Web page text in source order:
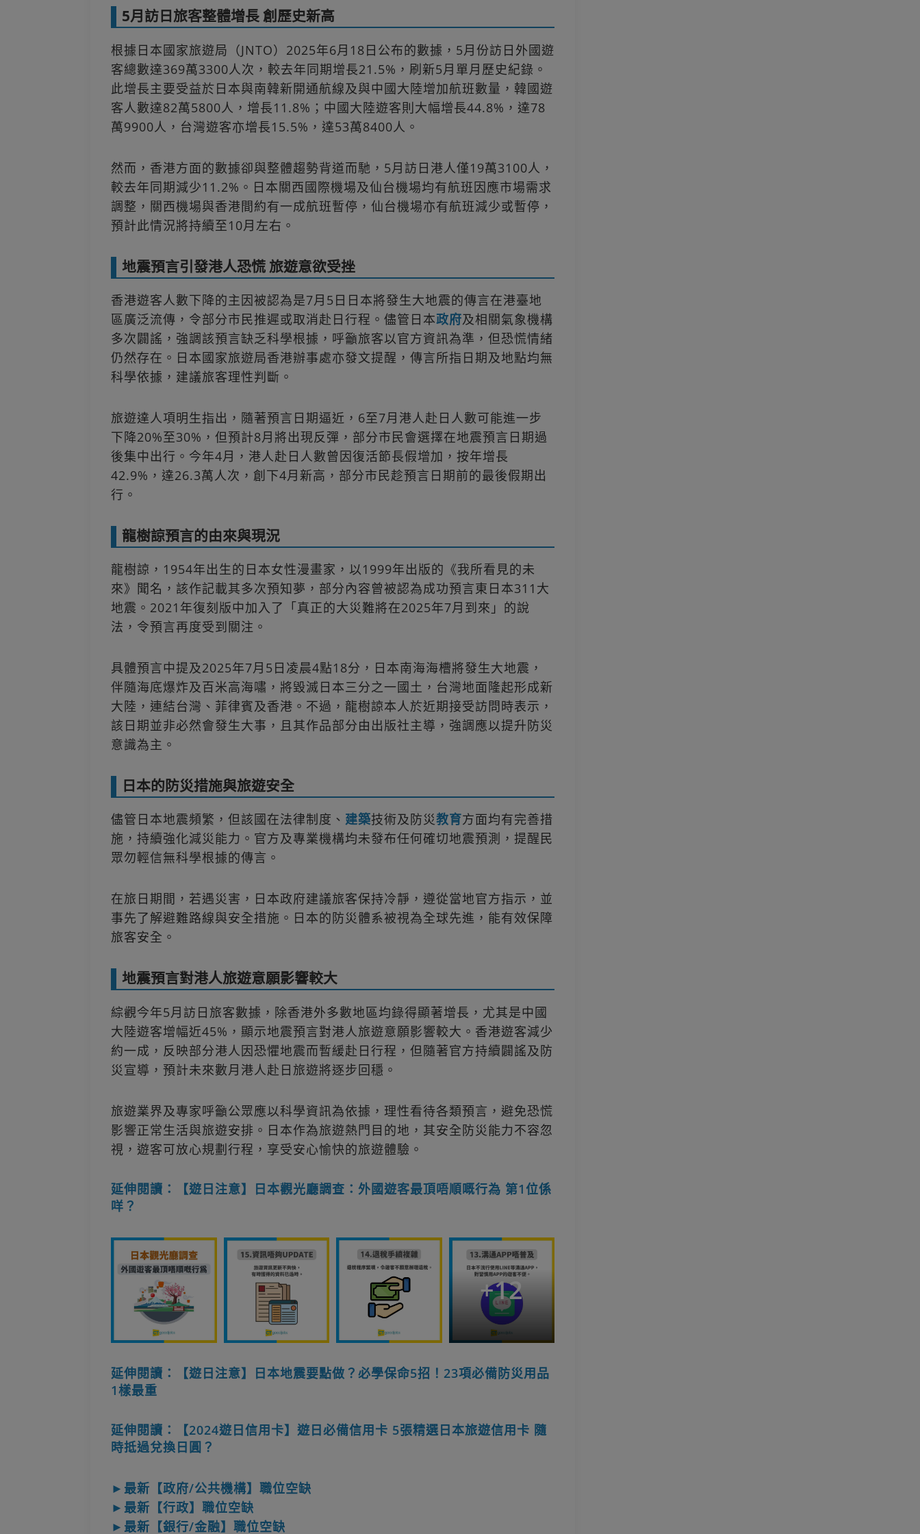
5月訪日旅客整體增長 創歷史新高
根據日本國家旅遊局（JNTO）2025年6月18日公布的數據，5月份訪日外國遊
客總數達369萬3300人次，較去年同期增長21.5%，刷新5月單月歷史紀錄。
此增長主要受益於日本與南韓新開通航線及與中國大陸增加航班數量，韓國遊
客人數達82萬5800人，增長11.8%；中國大陸遊客則大幅增長44.8%，達78
萬9900人，台灣遊客亦增長15.5%，達53萬8400人。
然而，香港方面的數據卻與整體趨勢背道而馳，5月訪日港人僅19萬3100人，
較去年同期減少11.2%。日本關西國際機場及仙台機場均有航班因應市場需求
調整，關西機場與香港間約有一成航班暫停，仙台機場亦有航班減少或暫停，
預計此情況將持續至10月左右。
地震預言引發港人恐慌 旅遊意欲受挫
香港遊客人數下降的主因被認為是7月5日日本將發生大地震的傳言在港臺地
區廣泛流傳，令部分市民推遲或取消赴日行程。儘管日本政府及相關氣象機構
多次闢謠，強調該預言缺乏科學根據，呼籲旅客以官方資訊為準，但恐慌情緒
仍然存在。日本國家旅遊局香港辦事處亦發文提醒，傳言所指日期及地點均無
科學依據，建議旅客理性判斷。
旅遊達人項明生指出，隨著預言日期逼近，6至7月港人赴日人數可能進一步
下降20%至30%，但預計8月將出現反彈，部分市民會選擇在地震預言日期過
後集中出行。今年4月，港人赴日人數曾因復活節長假增加，按年增長
42.9%，達26.3萬人次，創下4月新高，部分市民趁預言日期前的最後假期出
行。
龍樹諒預言的由來與現況
龍樹諒，1954年出生的日本女性漫畫家，以1999年出版的《我所看見的未
來》聞名，該作記載其多次預知夢，部分內容曾被認為成功預言東日本311大
地震。2021年復刻版中加入了「真正的大災難將在2025年7月到來」的說
法，令預言再度受到關注。
具體預言中提及2025年7月5日凌晨4點18分，日本南海海槽將發生大地震，
伴隨海底爆炸及百米高海嘯，將毀滅日本三分之一國土，台灣地面隆起形成新
大陸，連結台灣、菲律賓及香港。不過，龍樹諒本人於近期接受訪問時表示，
該日期並非必然會發生大事，且其作品部分由出版社主導，強調應以提升防災
意識為主。
日本的防災措施與旅遊安全
儘管日本地震頻繁，但該國在法律制度、 建築技術及防災教育方面均有完善措
施，持續強化減災能力。官方及專業機構均未發布任何確切地震預測，提醒民
眾勿輕信無科學根據的傳言。
在旅日期間，若遇災害，日本政府建議旅客保持冷靜，遵從當地官方指示，並
事先了解避難路線與安全措施。日本的防災體系被視為全球先進，能有效保障
旅客安全。
地震預言對港人旅遊意願影響較大
綜觀今年5月訪日旅客數據，除香港外多數地區均錄得顯著增長，尤其是中國
大陸遊客增幅近45%，顯示地震預言對港人旅遊意願影響較大。香港遊客減少
約一成，反映部分港人因恐懼地震而暫緩赴日行程，但隨著官方持續闢謠及防
災宣導，預計未來數月港人赴日旅遊將逐步回穩。
旅遊業界及專家呼籲公眾應以科學資訊為依據，理性看待各類預言，避免恐慌
影響正常生活與旅遊安排。日本作為旅遊熱門目的地，其安全防災能力不容忽
視，遊客可放心規劃行程，享受安心愉快的旅遊體驗。
延伸閱讀：【遊日注意】日本觀光廳調查：外國遊客最頂唔順嘅行為 第1位係
咩？
+12
延伸閱讀：【遊日注意】日本地震要點做？必學保命5招！23項必備防災用品
1樣最重
延伸閱讀：【2024遊日信用卡】遊日必備信用卡 5張精選日本旅遊信用卡 隨
時抵過兌換日圓？
►最新【政府/公共機構】職位空缺
►最新【行政】職位空缺
►最新【銀行/金融】職位空缺